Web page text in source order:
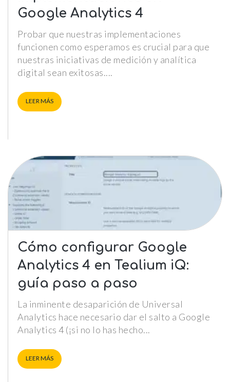
Google Analytics 4
Probar que nuestras implementaciones
funcionen como esperamos es crucial para que
nuestras iniciativas de medición y analítica
digital sean exitosas.
LEER MÁS
Cómo configurar Google
Analytics 4 en Tealium iQ:
guía paso a paso
La inminente desaparición de Universal
Analytics hace necesario dar el salto a Google
Analytics 4 (¡si no lo has hecho
LEER MÁS